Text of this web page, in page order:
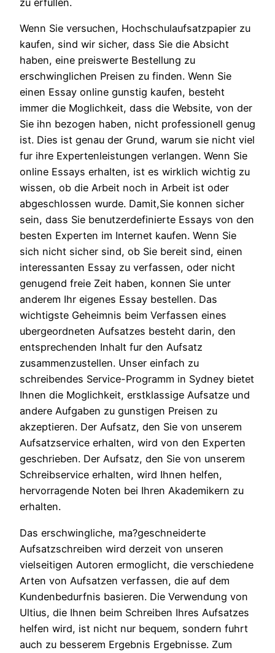
zu erfullen.
Wenn Sie versuchen, Hochschulaufsatzpapier zu
kaufen, sind wir sicher, dass Sie die Absicht
haben, eine preiswerte Bestellung zu
erschwinglichen Preisen zu finden. Wenn Sie
einen Essay online gunstig kaufen, besteht
immer die Moglichkeit, dass die Website, von der
Sie ihn bezogen haben, nicht professionell genug
ist. Dies ist genau der Grund, warum sie nicht viel
fur ihre Expertenleistungen verlangen. Wenn Sie
online Essays erhalten, ist es wirklich wichtig zu
wissen, ob die Arbeit noch in Arbeit ist oder
abgeschlossen wurde. Damit,Sie konnen sicher
sein, dass Sie benutzerdefinierte Essays von den
besten Experten im Internet kaufen. Wenn Sie
sich nicht sicher sind, ob Sie bereit sind, einen
interessanten Essay zu verfassen, oder nicht
genugend freie Zeit haben, konnen Sie unter
anderem Ihr eigenes Essay bestellen. Das
wichtigste Geheimnis beim Verfassen eines
ubergeordneten Aufsatzes besteht darin, den
entsprechenden Inhalt fur den Aufsatz
zusammenzustellen. Unser einfach zu
schreibendes Service-Programm in Sydney bietet
Ihnen die Moglichkeit, erstklassige Aufsatze und
andere Aufgaben zu gunstigen Preisen zu
akzeptieren. Der Aufsatz, den Sie von unserem
Aufsatzservice erhalten, wird von den Experten
geschrieben. Der Aufsatz, den Sie von unserem
Schreibservice erhalten, wird Ihnen helfen,
hervorragende Noten bei Ihren Akademikern zu
erhalten.
Das erschwingliche, ma?geschneiderte
Aufsatzschreiben wird derzeit von unseren
vielseitigen Autoren ermoglicht, die verschiedene
Arten von Aufsatzen verfassen, die auf dem
Kundenbedurfnis basieren. Die Verwendung von
Ultius, die Ihnen beim Schreiben Ihres Aufsatzes
helfen wird, ist nicht nur bequem, sondern fuhrt
auch zu besserem Ergebnis Ergebnisse. Zum